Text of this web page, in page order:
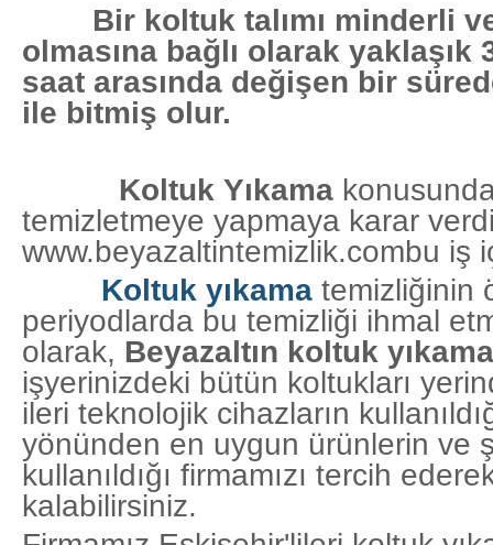
Bir koltuk talımı minderli
olmasına bağlı olarak yaklaşık
saat arasında değişen bir
ile bitmiş olur.
Koltuk Yıkama
temizletmeye yapmaya karar
www.beyazaltintemizlik.combu iş
Koltuk yıkama temizliğinin
periyodlarda bu temizliği ihmal
olarak, Beyazaltın koltuk yıkama
işyerinizdeki bütün koltukları
ileri teknolojik cihazların
yönünden en uygun ürünlerin ve
kullanıldığı firmamızı tercih
kalabilirsiniz.